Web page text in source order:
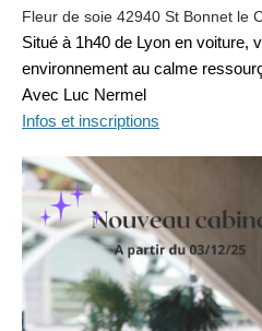
Fleur de soie 42940 St Bonnet le
Situé à 1h40 de Lyon en voiture,
environnement au calme
Avec Luc Nermel
Infos et inscriptions